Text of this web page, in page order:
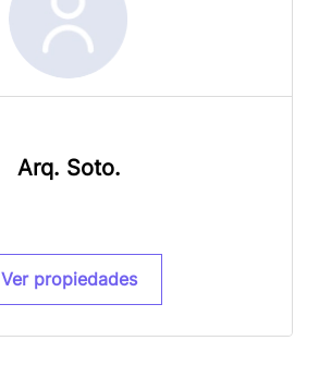
Arq. Soto.
Ver propiedades